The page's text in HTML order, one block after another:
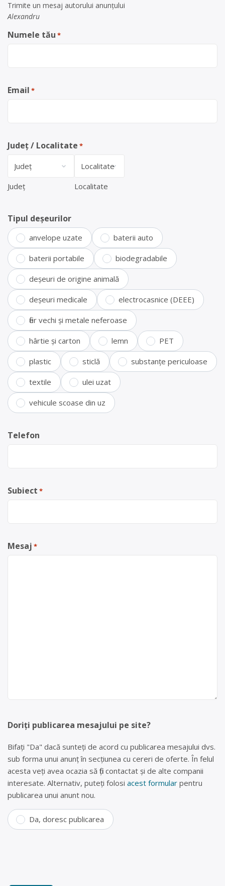
Trimite un mesaj autorului anunţului
Alexandru
Numele tău *
Email *
Județ / Localitate *
Județ Localitate
Tipul deșeurilor
anvelope uzate baterii auto
baterii portabile biodegradabile
deșeuri de origine animală
deșeuri medicale electrocasnice (DEEE)
fier vechi și metale neferoase
hârtie și carton lemn PET
plastic sticlă substanțe periculoase
textile ulei uzat
vehicule scoase din uz
Telefon
Subiect *
Mesaj *
Doriți publicarea mesajului pe site?
Bifați "Da" dacă sunteți de acord cu publicarea mesajului dvs.
sub forma unui anunț în secțiunea cu cereri de oferte. În felul
acesta veți avea ocazia să fiți contactat și de alte companii
interesate. Alternativ, puteți folosi acest formular pentru
publicarea unui anunt nou.
Da, doresc publicarea